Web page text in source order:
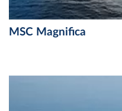
MSC Magnifica